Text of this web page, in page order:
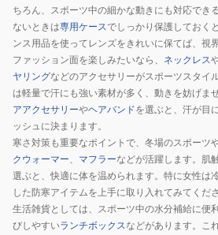
ちろん、スポーツ中の細かな動きにも対応でき
ないときは専用ケースでしっかり保護しておく
ンス用品を使ってレンズをきれいに保てば、視
ファッション面を楽しみたいなら、 ネックレス
ヤリングなどのアクセサリーがスポーツスタイ
は軽量で汗にも強い素材が多く、動きを妨げま
アアクセサリーやヘアバンドを選ぶと、汗が目
ッシュに決まります。
寒さ対策も重要なポイントで、冬場のスポーツ
クウォーマー、 マフラーなどが活躍します。肌
選ぶと、快適に体を温められます。特に女性は
した防寒アイテムを上手に取り入れてみてくださ
生活雑貨としては、スポーツ中の水分補給に便
びしやすいランチボックスなどがあります。こ